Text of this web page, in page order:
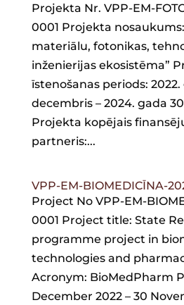
Projekta Nr. VPP-EM-
0001 Projekta
materiālu, fotonikas,
inženierijas ekosistēma”
īstenošanas periods: 2022.
decembris – 2024. gada
Projekta kopējais
partneris:...
VPP-EM-BIOMEDICĪNA-
Project No VPP-EM-
0001 Project title: State
programme project in
technologies and
Acronym: BioMedPharm
December 2022 – 30